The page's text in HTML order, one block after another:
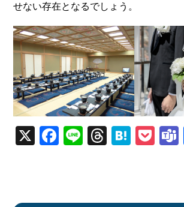
せない存在となるでしょう。
X Facebook
LineThreads